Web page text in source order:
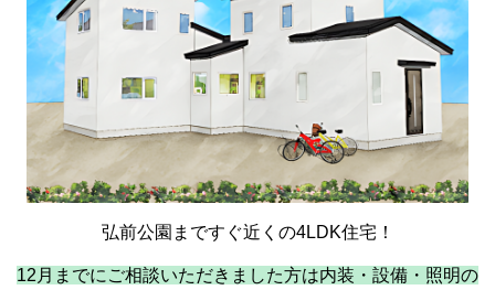
弘前公園まですぐ近くの4LDK住宅！
12月までにご相談いただきました方は内装・設備・照明の